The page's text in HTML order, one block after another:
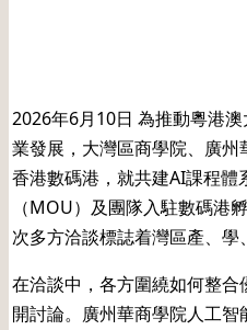
2026年6月10日 為推動粵港
業發展，大灣區商學院、廣
香港數碼港，就共建AI課程體
（MOU）及團隊入駐數碼港
次多方洽談標誌着灣區產、學
在洽談中，各方圍繞如何整
開討論。廣州華商學院人工